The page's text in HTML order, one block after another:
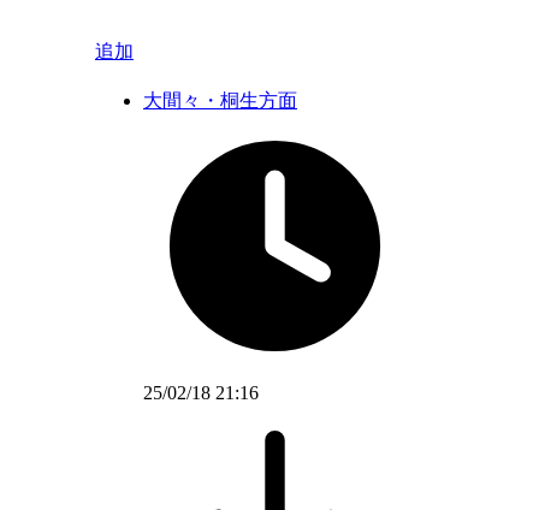
追加
大間々・桐生方面
25/02/18 21:16